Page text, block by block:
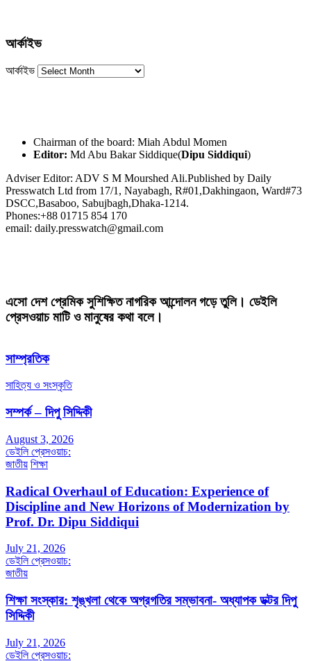
আর্কাইভ
আর্কাইভ
Chairman of the board: Miah Abdul Momen
Editor: Md Abu Bakar Siddique(Dipu Siddiqui)
Adviser Editor: ADV S M Mourshed Ali.Published by Daily
Presswatch Ltd from 17/1, Nayabagh, R#01,Dakhingaon, Ward#73
DSCC,Basaboo, Sabujbagh,Dhaka-1214.
Phones:+88 01715 854 170
email: daily.presswatch@gmail.com
এসো দেশ প্রেমিক সুশিক্ষিত নাগরিক আন্দোলন গড়ে তুলি। ডেইলি
প্রেসওয়াচ মাটি ও মানুষের কথা বলে।
সাম্প্রতিক
সাহিত্য ও সংস্কৃতি
সম্পর্ক – দিপু সিদ্দিকী
August 3, 2026
ডেইলি প্রেসওয়াচ:
জাতীয় শিক্ষা
Radical Overhaul of Education: Experience of
Discipline and New Horizons of Modernization by
Prof. Dr. Dipu Siddiqui
July 21, 2026
ডেইলি প্রেসওয়াচ:
জাতীয়
শিক্ষা সংস্কার: শৃঙ্খলা থেকে অগ্রগতির সম্ভাবনা- অধ্যাপক ডক্টর দিপু
সিদ্দিকী
July 21, 2026
ডেইলি প্রেসওয়াচ: